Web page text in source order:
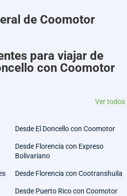
de Coomotor
para viajar de
con Coomotor
Ver todos
Desde El Doncello con Coomotor
Desde Florencia con Expreso
Bolivariano
Desde Florencia con Cootranshuila
Desde Puerto Rico con Coomotor